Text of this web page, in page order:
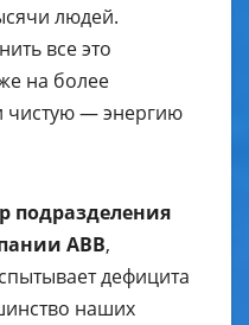
людей.
все это
на более
чистую — энергию
подразделения
ABB,
дефицита
наших